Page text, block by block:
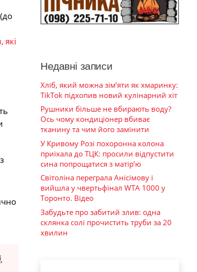
Недавні записи
Хліб, який можна зім’яти як хмаринку:
TikTok підхопив новий кулінарний хіт
Рушники більше не вбирають воду?
Ось чому кондиціонер вбиває
тканину та чим його замінити
У Кривому Розі похоронна колона
приїхала до ТЦК: просили відпустити
сина попрощатися з матір’ю
Світоліна переграла Анісімову і
вийшла у чвертьфінал WTA 1000 у
Торонто. Відео
Забудьте про забитий злив: одна
склянка солі прочистить труби за 20
хвилин